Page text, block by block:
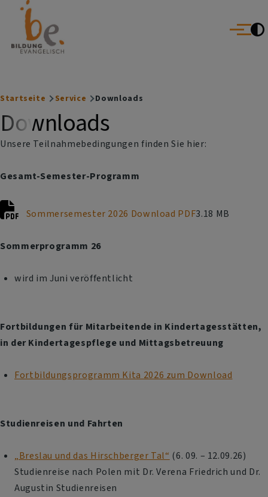
Direkt zum Inhalt
Bildung Evangelisch
Evangelische Erwachsenenbildung im Dekanat Erlangen | Villa
Schwabach
Menü
Breadcrumb
Startseite Service Downloads
Downloads
Unsere Teilnahmebedingungen finden Sie hier:
Gesamt-Semester-Programm
Sommersemester 2026 Download PDF3.18 MB
Sommerprogramm 26
wird im Juni veröffentlicht
Fortbildungen für Mitarbeitende in Kindertagesstätten,
in der Kindertagespflege und Mittagsbetreuung
Fortbildungsprogramm Kita 2026 zum Download
Studienreisen und Fahrten
„Breslau und das Hirschberger Tal“ (6. 09. – 12.09.26)
Studienreise nach Polen mit Dr. Verena Friedrich und Dr.
Augustin Studienreisen